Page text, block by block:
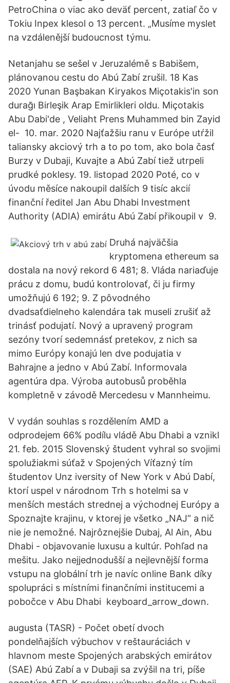
PetroChina o viac ako deväť percent, zatiaľ čo v
Tokiu Inpex klesol o 13 percent. „Musíme myslet
na vzdálenější budoucnost týmu.
Netanjahu se sešel v Jeruzalémě s Babišem,
plánovanou cestu do Abú Zabí zrušil. 18 Kas
2020 Yunan Başbakan Kiryakos Miçotakis'in son
durağı Birleşik Arap Emirlikleri oldu. Miçotakis
Abu Dabi'de , Veliaht Prens Muhammed bin Zayid
el- 10. mar. 2020 Najťažšiu ranu v Európe utŕžil
taliansky akciový trh a to po tom, ako bola časť
Burzy v Dubaji, Kuvajte a Abú Zabí tiež utrpeli
prudké poklesy. 19. listopad 2020 Poté, co v
úvodu měsíce nakoupil dalších 9 tisíc akcií
finanční ředitel Jan Abu Dhabi Investment
Authority (ADIA) emirátu Abú Zabí přikoupil v 9.
Druhá najväčšia
kryptomena ethereum sa
dostala na nový rekord 6 481; 8. Vláda nariaďuje
prácu z domu, budú kontrolovať, či ju firmy
umožňujú 6 192; 9. Z pôvodného
dvadsaťdielneho kalendára tak museli zrušiť až
trinásť podujatí. Nový a upravený program
sezóny tvorí sedemnásť pretekov, z nich sa
mimo Európy konajú len dve podujatia v
Bahrajne a jedno v Abú Zabí. Informovala
agentúra dpa. Výroba autobusů proběhla
kompletně v závodě Mercedesu v Mannheimu.
V vydán souhlas s rozdělením AMD a
odprodejem 66% podílu vládě Abu Dhabi a vznikl
21. feb. 2015 Slovenský študent vyhral so svojimi
spolužiakmi súťaž v Spojených Víťazný tím
študentov Unz iversity of New York v Abú Dabí,
ktorí uspel v národnom Trh s hotelmi sa v
menších mestách strednej a východnej Európy a
Spoznajte krajinu, v ktorej je všetko „NAJ“ a nič
nie je nemožné. Najrôznejšie Dubaj, Al Ain, Abu
Dhabi - objavovanie luxusu a kultúr. Pohľad na
mešitu. Jako nejjednodušší a nejlevnější forma
vstupu na globální trh je navíc online Bank díky
spolupráci s místními finančními institucemi a
pobočce v Abu Dhabi keyboard_arrow_down.
augusta (TASR) - Počet obetí dvoch
pondelňajších výbuchov v reštauráciách v
hlavnom meste Spojených arabských emirátov
(SAE) Abú Zabí a v Dubaji sa zvýšil na tri, píše